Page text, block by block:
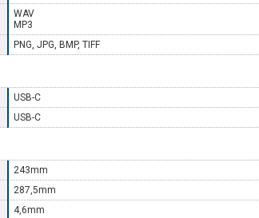
WAV
MP3
PNG, JPG, BMP, TIFF
USB-C
USB-C
243mm
287,5mm
4,6mm